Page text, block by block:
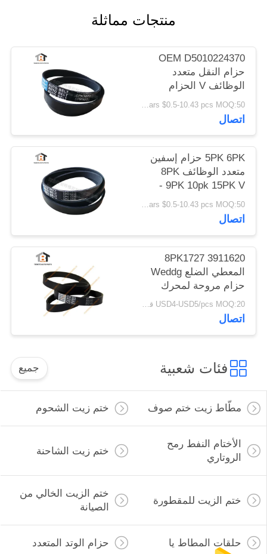
منتجات مماثلة
OEM D5010224370
حزام النقل متعدد
الوظائف V الحزام
5pk1071
US Dollars $0.5-10.43 pcs MOQ:50 قطعة
اتصال
5PK 6PK حزام إسفين
متعدد الوظائف 8PK
9PK 10pk 15PK V -
الحزام
US Dollars $0.5-10.43 pcs MOQ:50 قطعة
اتصال
3911620 8PK1727
المعطي الضلع Weddg
حزام مروحة لمحرك
الكمون V-Belt 8PK
USD4-USD5/pcs MOQ:20 قطعة
اتصال
فئات شعبية جميع
مطّاط زيت ختم صوف ختم زيت الشحوم
الأختام النفط رمح
الروتاري
ختم زيت الشاحنة
ختم الزيت للمقطورة
ختم الزيت الخالي من
الصيانة
حلقات المطاط يا حزام الوتد المتعدد